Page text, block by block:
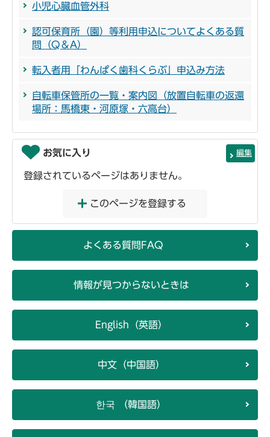
小児心臓血管外科
認可保育所（園）等利用申込についてよくある質
問（Q＆A）
転入者用「わんぱく歯科くらぶ」申込み方法
自転車保管所の一覧・案内図（放置自転車の返還
場所：馬橋東・河原塚・六高台）
お気に入り 編集
登録されているページはありません。
このページを登録する
よくある質問FAQ
情報が見つからないときは
English（英語）
中文（中国語）
한국 （韓国語）